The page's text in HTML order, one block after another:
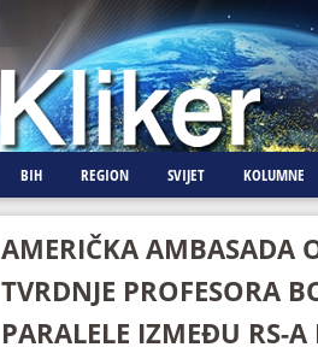
BIH REGION SVIJET KOLUMNE
AMERIČKA AMBASADA
TVRDNJE PROFESORA
PARALELE IZMEĐU RS-A